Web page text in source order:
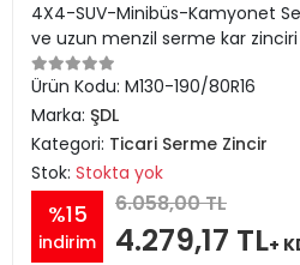
4X4-SUV-Minibüs-Kamyonet
ve uzun menzil serme kar zinciri
Ürün Kodu: M130-190/80R16
Marka: ŞDL
Kategori: Ticari Serme Zincir
Stok: Stokta yok
%15
indirim
6.058,00 TL
4.279,17 TL+